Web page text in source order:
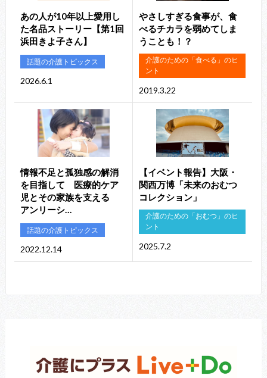
あの人が10年以上愛用し
た名品ストーリー【第1回
浜田きよ子さん】
話題の介護トピックス
2026.6.1
やさしすぎる食事が、食
べるチカラを弱めてしま
うことも！？
介護のための「食べる」のヒ
ント
2019.3.22
情報不足と孤独感の解消
を目指して 医療的ケア
児とその家族を支える
アンリーシ…
話題の介護トピックス
2022.12.14
【イベント報告】大阪・
関西万博「未来のおむつ
コレクション」
介護のための「おむつ」のヒ
ント
2025.7.2